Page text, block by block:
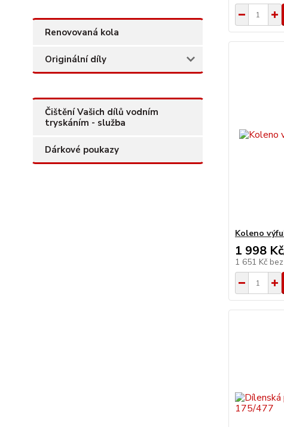
Renovovaná kola
Originální díly
Čištění Vašich dílů vodním
tryskáním - služba
Dárkové poukazy
Koleno
1 998 Kč
1 651 Kč